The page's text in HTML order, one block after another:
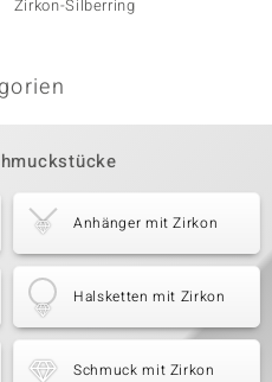
Zirkon-Silberring
Anhänger mit Zirkon
Halsketten mit Zirkon
Schmuck mit Zirkon